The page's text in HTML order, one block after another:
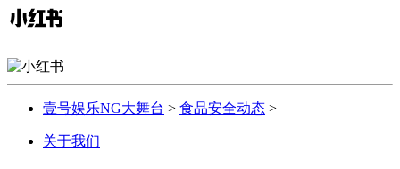
壹号娱乐NG大舞台 > 食品安全动态 >
关于我们